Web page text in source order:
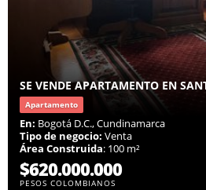
SE VENDE APARTAMENTO EN
Apartamento
En: Bogotá D.C., Cundinamarca
Tipo de negocio: Venta
Área Construida: 100 m²
$620.000.000
PESOS COLOMBIANOS